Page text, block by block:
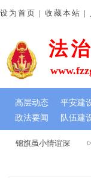
锦旗虽小情谊深
法
政法要闻 队伍建
设为首页 | 收藏本站 |
高层动态 平安建